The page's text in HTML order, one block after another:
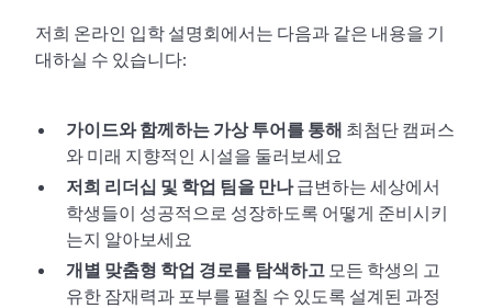
저희 온라인 입학 설명회에서는 다음과 같은 내용을 기
대하실 수 있습니다:
가이드와 함께하는 가상 투어를 통해 최첨단 캠퍼스
와 미래 지향적인 시설을 둘러보세요
저희 리더십 및 학업 팀을 만나급변하는 세상에서
학생들이 성공적으로 성장하도록 어떻게 준비시키
는지 알아보세요
개별 맞춤형 학업 경로를 탐색하고 모든 학생의 고
유한 잠재력과 포부를 펼칠 수 있도록 설계된 과정